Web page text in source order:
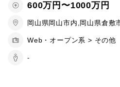
600万円〜1000万円
岡山県岡山市内,岡山県倉敷
Web・オープン系 > その他
-